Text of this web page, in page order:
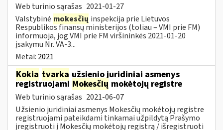
Web turinio sąrašas 2021-01-27
Valstybinė mokesčių inspekcija prie Lietuvos
Respublikos finansų ministerijos (toliau – VMI prie FM)
informuoja, jog VMI prie FM viršininkės 2021-01-20
įsakymu Nr. VA-3...
Metai: 2021
Kokia tvarka užsienio juridiniai asmenys
registruojami Mokesčių mokėtojų registre
Web turinio sąrašas 2021-06-07
Užsienio juridiniai asmenys Mokesčių mokėtojų registre
registruojami pateikdami tinkamai užpildytą Prašymo
įregistruoti į Mokesčių mokėtojų registrą / išregistruoti